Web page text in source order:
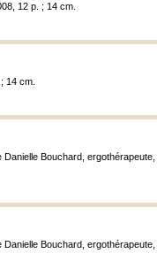
12 p. ; 14 cm.
14 cm.
Bouchard, ergothérapeute,
Bouchard, ergothérapeute,